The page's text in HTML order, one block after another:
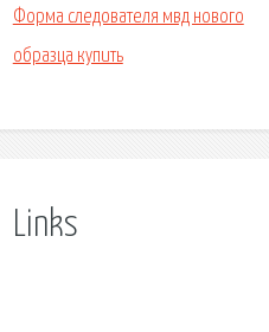
Форма следователя мвд нового
образца купить
Links